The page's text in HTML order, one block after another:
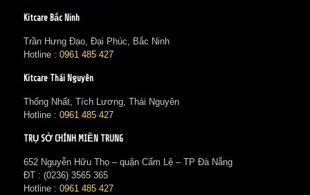
Kitcare Bắc Ninh
Trần Hưng Đạo, Đại Phúc, Bắc Ninh
Hotline : 0961 485 427
Kitcare Thái Nguyên
Thống Nhất, Tích Lương, Thái Nguyên
Hotline : 0961 485 427
TRỤ SỞ CHÍNH MIỀN TRUNG
652 Nguyễn Hữu Thọ – quận Cẩm Lệ – TP Đà Nẵng
ĐT : (0236) 3565 365‬
Hotline : 0961 485 427